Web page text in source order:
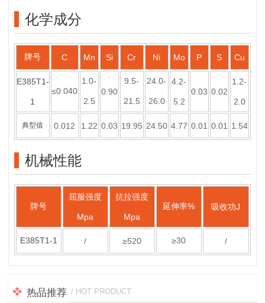
化学成分
牌号 C Mn Si Cr Ni Mo P S Cu
E385T1-
1
≤0.040
1.0-
2.5
0.90
9.5-
21.5
24.0-
26.0
4.2-
5.2
0.03 0.02
1.2-
2.0
典型值 0.012 1.22 0.03 19.95 24.50 4.77 0.01 0.01 1.54
机械性能
牌号
屈服强度
Mpa
抗拉强度
Mpa
延伸率% 吸收功J
E385T1-1 / ≥520 ≥30 /
热品推荐 / HOT PRODUCT